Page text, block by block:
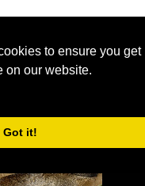
to ensure you get
on our website.
Got it!